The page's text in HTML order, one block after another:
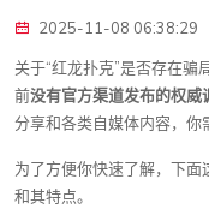
2025-11-08 06:38:29
关于“红龙扑克”是否存在
前没有官方渠道发布的权威
分享和各类自媒体内容，你
为了方便你快速了解，下
和其特点。